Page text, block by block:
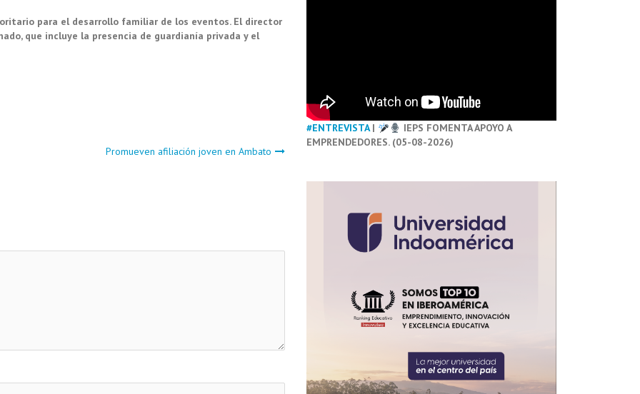
para el desarrollo familiar de los eventos. El director
que incluye la presencia de guardianía privada y el
Promueven afiliación joven en Ambato
#ENTREVISTA|
IEPS FOMENTA APOYO A
EMPRENDEDORES. (05-08-2026)